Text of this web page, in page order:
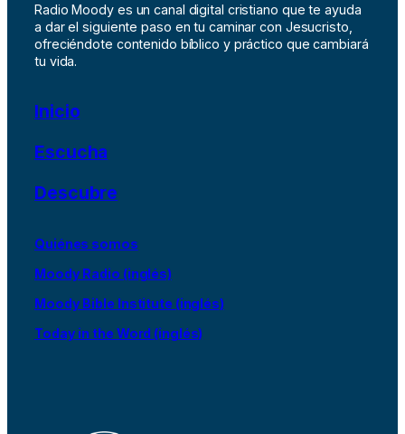
Radio Moody es un canal digital cristiano que te ayuda
a dar el siguiente paso en tu caminar con Jesucristo,
ofreciéndote contenido bíblico y práctico que cambiará
tu vida.
Inicio
Escucha
Descubre
Quiénes somos
Moody Radio (inglés)
Moody Bible Institute (inglés)
Today in the Word (inglés)